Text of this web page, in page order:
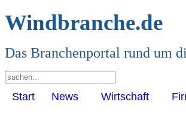
Windbranche.de
Das Branchenportal rund um
Start News Wirtschaft